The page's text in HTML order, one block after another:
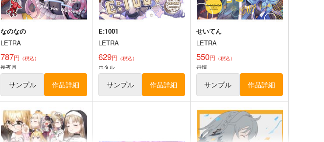
三枝明那手描き色紙
バニラクリームフラペチーノ
ぜろぱーせんと。
THAT'S ROCKS!! track1
なすみ荘
なのなの
LETRA
787円 （税込）
長夜月
サンプル 作品詳細
E:1001
LETRA
629円 （税込）
ホタル
サンプル 作品詳細
せいてん
LETRA
550円 （税込）
丹恒
サンプル 作品詳細